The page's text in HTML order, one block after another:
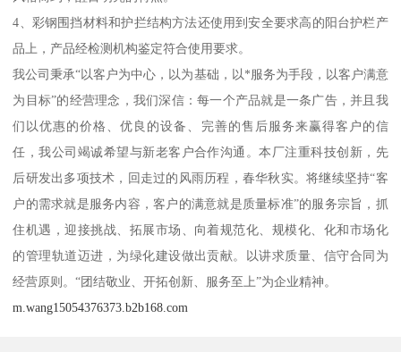
4、彩钢围挡材料和护拦结构方法还使用到安全要求高的阳台护栏产
品上，产品经检测机构鉴定符合使用要求。
我公司秉承“以客户为中心，以为基础，以*服务为手段，以客户满意
为目标”的经营理念，我们深信：每一个产品就是一条广告，并且我
们以优惠的价格、优良的设备、完善的售后服务来赢得客户的信
任，我公司竭诚希望与新老客户合作沟通。本厂注重科技创新，先
后研发出多项技术，回走过的风雨历程，春华秋实。将继续坚持“客
户的需求就是服务内容，客户的满意就是质量标准”的服务宗旨，抓
住机遇，迎接挑战、拓展市场、向着规范化、规模化、化和市场化
的管理轨道迈进，为绿化建设做出贡献。以讲求质量、信守合同为
经营原则。“团结敬业、开拓创新、服务至上”为企业精神。
m.wang15054376373.b2b168.com